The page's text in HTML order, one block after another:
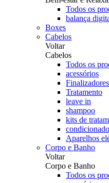
Todos os
balança
Boxes
Cabelos
Voltar
Cabelos
Todos os
acessórios
Finalizadores
Tratamento
leave in
shampoo
kits de
Aparelhos
Corpo e Banho
Voltar
Corpo e Banho
Todos os